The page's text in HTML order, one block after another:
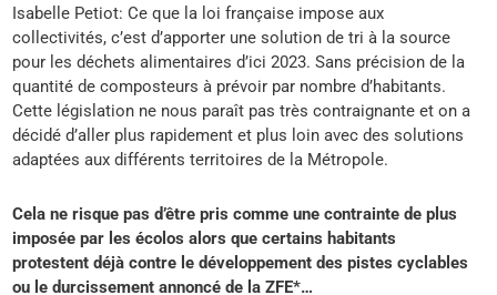
Isabelle Petiot: Ce que la loi française impose aux
collectivités, c’est d’apporter une solution de tri à la source
pour les déchets alimentaires d’ici 2023. Sans précision de la
quantité de composteurs à prévoir par nombre d’habitants.
Cette législation ne nous paraît pas très contraignante et on a
décidé d’aller plus rapidement et plus loin avec des solutions
adaptées aux différents territoires de la Métropole.
Cela ne risque pas d’être pris comme une contrainte de plus
imposée par les écolos alors que certains habitants
protestent déjà contre le développement des pistes cyclables
ou le durcissement annoncé de la ZFE*…